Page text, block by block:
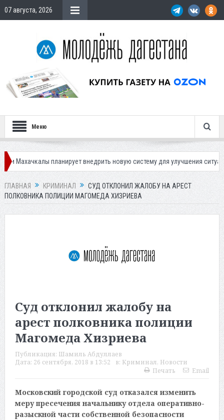
07 августа, 2026
Меню
планирует внедрить новую систему для улучшения ситуации с
ГЛАВНАЯ КРИМИНАЛ
СУД ОТКЛОНИЛ ЖАЛОБУ НА АРЕСТ
ПОЛКОВНИКА ПОЛИЦИИ МАГОМЕДА ХИЗРИЕВА
Суд отклонил жалобу на
арест полковника полиции
Магомеда Хизриева
Публикация: Шамиль Абдуллаев
Дата: 26 сентября, 2018 в 13:52 в: Криминал, Новости
Печать
Email
Московский городской суд отказался изменить
меру пресечения начальнику отдела оперативно-
разыскной части собственной безопасности